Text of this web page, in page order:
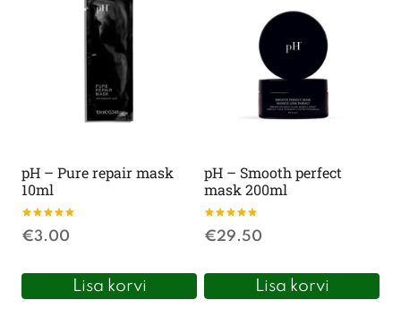
pH – Pure repair mask
10ml
Hinnanguga
5.00
€3.00
Lisa korvi
pH – Smooth perfect
mask 200ml
Hinnanguga
5.00
€29.50
Lisa korvi